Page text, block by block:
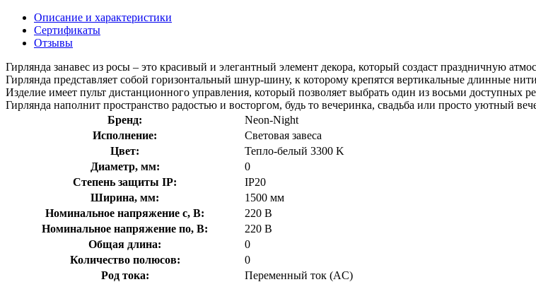
Описание и характеристики
Сертификаты
Отзывы
Гирлянда занавес из росы – это красивый и элегантный элемент декора, который создаст праздничную
Гирлянда представляет собой горизонтальный шнур-шину, к которому крепятся вертикальные длинные
Изделие имеет пульт дистанционного управления, который позволяет выбрать один из восьми доступных
Гирлянда наполнит пространство радостью и восторгом, будь то вечеринка, свадьба или просто уютный
Бренд:
Neon-Night
Исполнение:
Световая завеса
Цвет:
Тепло-белый 3300 K
Диаметр, мм:
0
Степень защиты IP:
IP20
Ширина, мм:
1500 мм
Номинальное напряжение с, В:
220 В
Номинальное напряжение по, В:
220 В
Общая длина:
0
Количество полюсов:
0
Род тока:
Переменный ток (AC)